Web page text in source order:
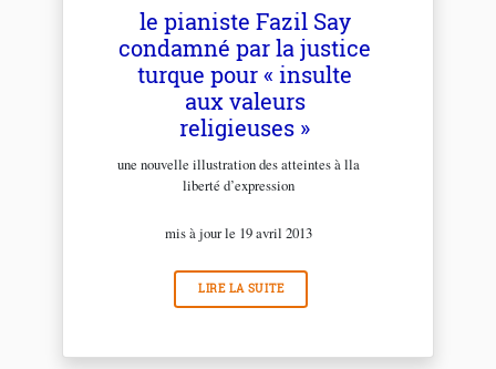
le pianiste Fazil Say
condamné par la justice
turque pour « insulte
aux valeurs
religieuses »
une nouvelle illustration des atteintes à lla
liberté d’expression
mis à jour le 19 avril 2013
LIRE LA SUITE